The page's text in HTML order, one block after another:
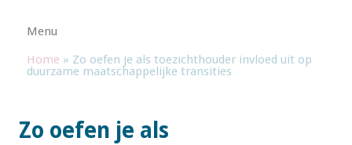
Menu
Home » Zo oefen je als toezichthouder invloed uit op
duurzame maatschappelijke transities
Zo oefen je als